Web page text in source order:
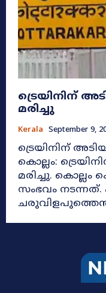
ട്രെയിനിന്
മരിച്ചു
Kerala September 9,
ട്രെയിനിന്
കൊല്ലം:
മരിച്ചു. കൊല്ലം
സംഭവം
ചരുവിളപുത്തെന്‍